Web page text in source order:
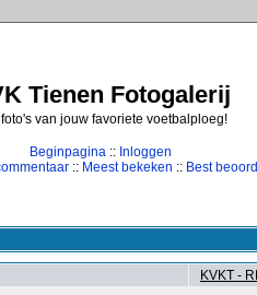
Tienen Fotogalerij
van jouw favoriete voetbalploeg!
Beginpagina :: Inloggen
:: Meest bekeken :: Best
KVKT -